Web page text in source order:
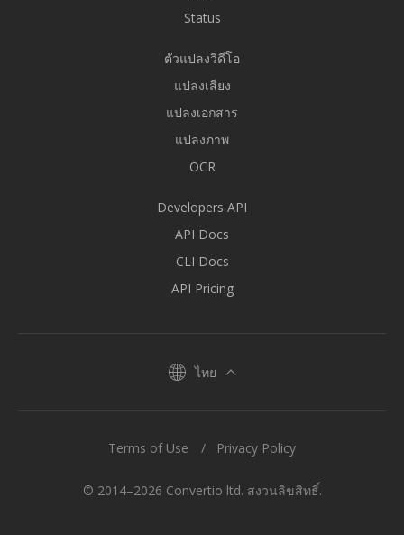
Status
ตัวแปลงวิดีโอ
แปลงเสียง
แปลงเอกสาร
แปลงภาพ
OCR
Developers API
API Docs
CLI Docs
API Pricing
ไทย
© 2014–2026 Convertio ltd. สงวนลิขสิทธิ์.
Terms of Use Privacy Policy